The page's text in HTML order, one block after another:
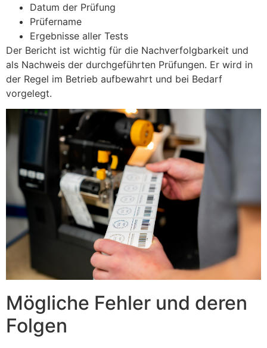
Datum der Prüfung
Prüfername
Ergebnisse aller Tests
Der Bericht ist wichtig für die Nachverfolgbarkeit und
als Nachweis der durchgeführten Prüfungen. Er wird in
der Regel im Betrieb aufbewahrt und bei Bedarf
vorgelegt.
Mögliche Fehler und deren
Folgen